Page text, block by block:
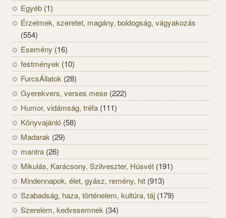
Egyéb (1)
Érzelmek, szeretet, magány, boldogság, vágyakozás
(554)
Esemény (16)
festmények (10)
FurcsÁllatok (28)
Gyerekvers, verses mese (222)
Humor, vidámság, tréfa (111)
Könyvajánló (58)
Madarak (29)
mantra (26)
Mikulás, Karácsony, Szilveszter, Húsvét (191)
Mindennapok, élet, gyász, remény, hit (913)
Szabadság, haza, történelem, kultúra, táj (179)
Szerelem, kedvesemnek (34)